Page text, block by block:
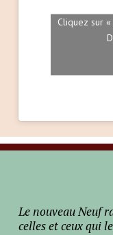
Cliquez sur
Le nouveau Neuf
celles et ceux qui